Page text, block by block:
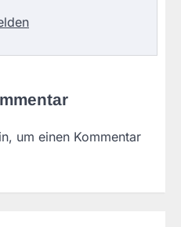
um einen Kommentar